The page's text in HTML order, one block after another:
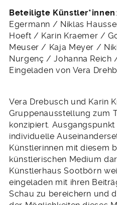
Beteiligte Künstler*innen
Egermann / Niklas
Hoeft / Karin Kraemer /
Meuser / Kaja Meyer /
Nurgenç / Johanna Reich
Eingeladen von Vera
Vera Drebusch und Karin
Gruppenausstellung zum
konzipiert.
individuelle
Künstlerinnen mit diesem
künstlerischen Medium
Künstlerhaus Sootbörn
eingeladen mit ihren
Schau zu bereichern und